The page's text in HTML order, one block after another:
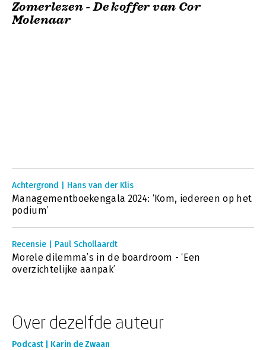
Zomerlezen - De koffer van Cor
Molenaar
Achtergrond | Hans van der Klis
Managementboekengala 2024: ‘Kom, iedereen op het
podium’
Recensie | Paul Schollaardt
Morele dilemma’s in de boardroom - ‘Een
overzichtelijke aanpak’
Over dezelfde auteur
Podcast | Karin de Zwaan